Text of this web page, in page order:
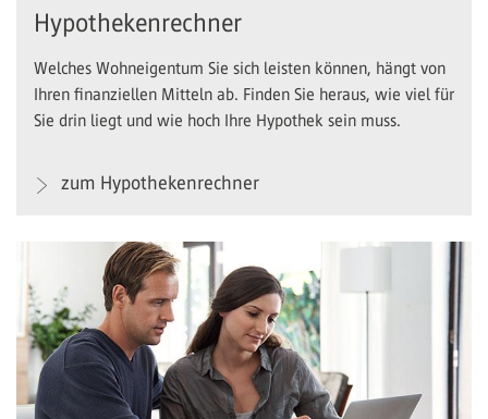
Hypothekenrechner
Welches Wohneigentum Sie sich leisten können, hängt von
Ihren finanziellen Mitteln ab. Finden Sie heraus, wie viel für
Sie drin liegt und wie hoch Ihre Hypothek sein muss.
zum Hypothekenrechner